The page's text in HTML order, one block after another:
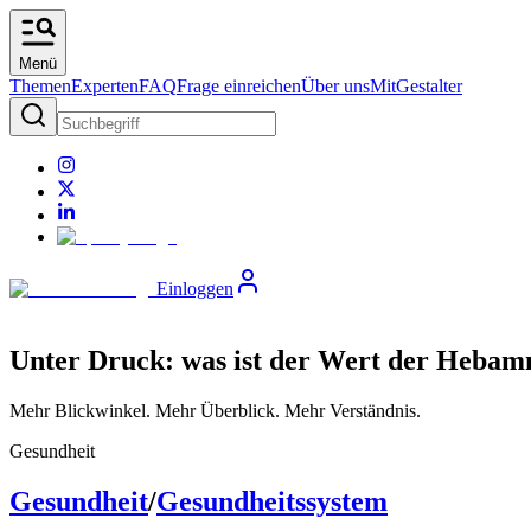
Menü
ThemenExpertenFAQFrage einreichenÜber unsMitGestalter
Einloggen
Unter Druck: was ist der Wert der
Mehr Blickwinkel. Mehr Überblick. Mehr Verständnis.
Gesundheit
Gesundheit/Gesundheitssystem